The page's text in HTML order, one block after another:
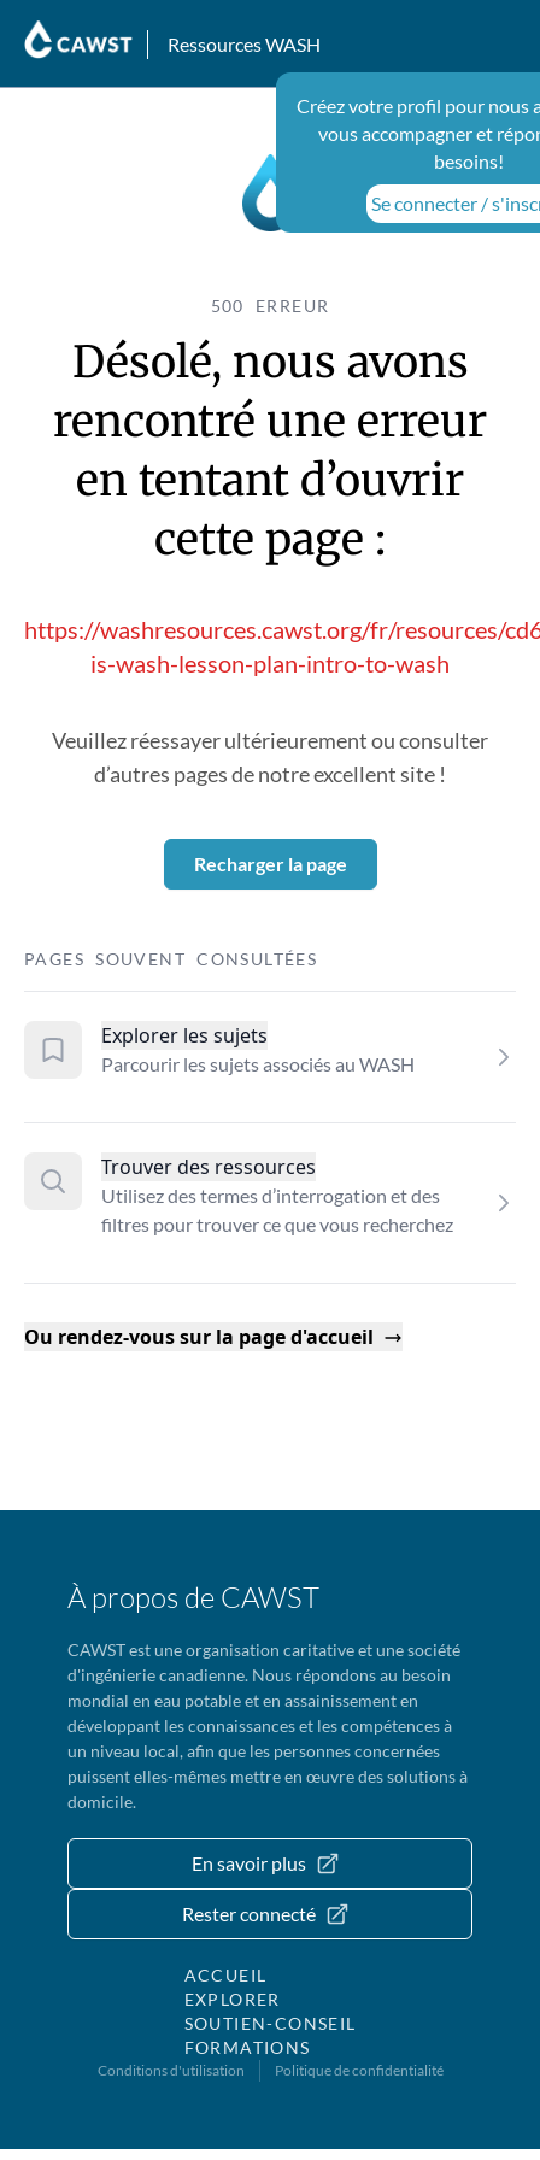
Ressources WASH
Créez votre profil pour nous
vous accompagner et
besoins!
Se connecter /
500 ERREUR
Désolé, nous avons
rencontré une erreur
en tentant d’ouvrir
cette page :
https://washresources.cawst.org/fr/resources/
is-wash-lesson-plan-intro-to-wash
Veuillez réessayer ultérieurement ou consulter
d’autres pages de notre excellent site !
Recharger la page
PAGES SOUVENT CONSULTÉES
Explorer les sujets
Parcourir les sujets associés au WASH
Trouver des ressources
Utilisez des termes d’interrogation et des
filtres pour trouver ce que vous recherchez
Ou rendez-vous sur la page d'accueil
À propos de CAWST
CAWST est une organisation caritative et une société
d'ingénierie canadienne. Nous répondons au besoin
mondial en eau potable et en assainissement en
développant les connaissances et les compétences à
un niveau local, afin que les personnes concernées
puissent elles-mêmes mettre en œuvre des solutions à
domicile.
En savoir plus
Rester connecté
ACCUEIL
EXPLORER
SOUTIEN-CONSEIL
FORMATIONS
Conditions d'utilisation Politique de confidentialité